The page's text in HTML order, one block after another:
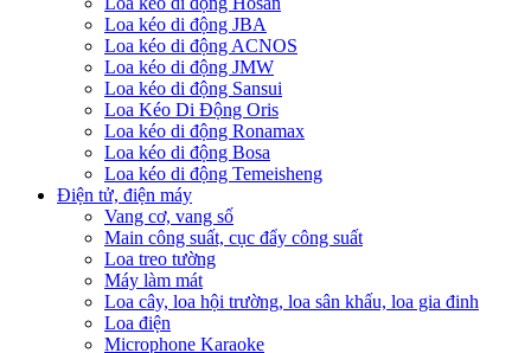
Loa kéo di động JBA
Loa kéo di động ACNOS
Loa kéo di động JMW
Loa kéo di động Sansui
Loa Kéo Di Động Oris
Loa kéo di động Ronamax
Loa kéo di động Bosa
Loa kéo di động Temeisheng
Điện tử, điện máy
Vang cơ, vang số
Main công suất, cục đẩy công suất
Loa treo tường
Máy làm mát
Loa cây, loa hội trường, loa sân khấu, loa gia đinh
Loa điện
Microphone Karaoke